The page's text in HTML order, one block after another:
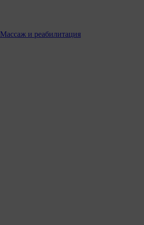
Массаж и реабилитация